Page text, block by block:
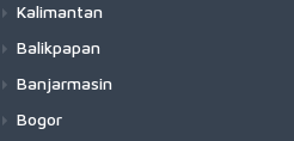
Kalimantan
Balikpapan
Banjarmasin
Bogor